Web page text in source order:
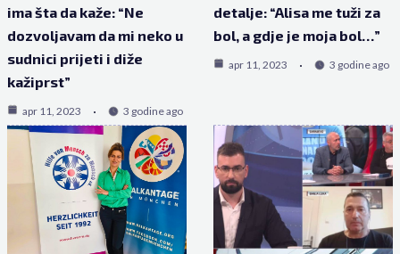
ima šta da kaže: “Ne
dozvoljavam da mi neko u
sudnici prijeti i diže
kažiprst”
apr 11, 2023 3 godine ago
detalje: “Alisa me tuži za
bol, a gdje je moja bol…”
apr 11, 2023 3 godine ago